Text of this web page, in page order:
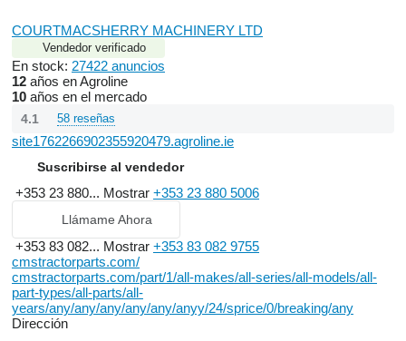
COURTMACSHERRY MACHINERY LTD
Vendedor verificado
En stock: 27422 anuncios
12 años en Agroline
10 años en el mercado
4.1 58 reseñas
site1762266902355920479.agroline.ie
Suscribirse al vendedor
+353 23 880... Mostrar +353 23 880 5006
Llámame Ahora
+353 83 082... Mostrar +353 83 082 9755
cmstractorparts.com/
cmstractorparts.com/part/1/all-makes/all-series/all-models/all-
part-types/all-parts/all-
years/any/any/any/any/any/anyy/24/sprice/0/breaking/any
Dirección